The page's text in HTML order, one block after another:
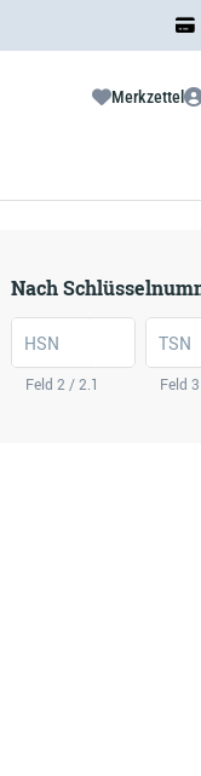
Merkzettel
Nach
HSN
Feld 2 / 2.1
TSN
Feld